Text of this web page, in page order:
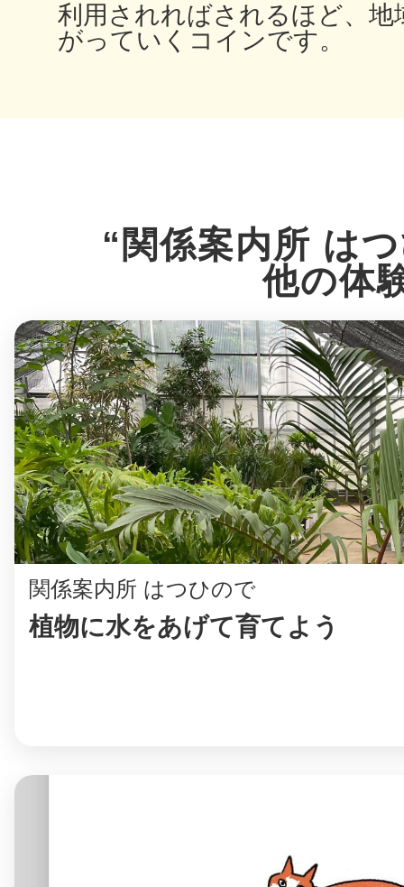
利用されればされるほど、地
がっていくコインです。
“関係案内所 は
他の体
関係案内所 はつひので
植物に水をあげて育てよう
シモキ
厚木
八尾
鎌倉
相模原